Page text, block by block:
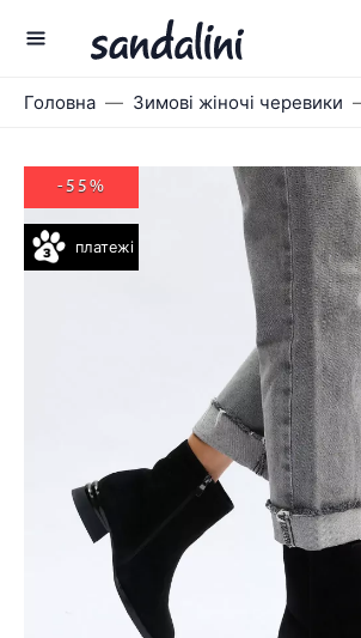
Головна Зимові жіночі черевики
платежі
-55%